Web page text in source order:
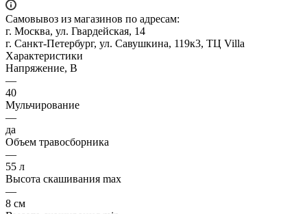
Самовывоз из магазинов по адресам:
г. Москва, ул. Гвардейская, 14
г. Санкт-Петербург, ул. Савушкина, 119к3, ТЦ Villa
Характеристики
Напряжение, В
—
40
Мульчирование
—
да
Объем травосборника
—
55 л
Высота скашивания max
—
8 см